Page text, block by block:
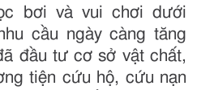
bơi và vui chơi dưới
cầu ngày càng tăng
đầu tư cơ sở vật chất,
tiện cứu hộ, cứu nạn